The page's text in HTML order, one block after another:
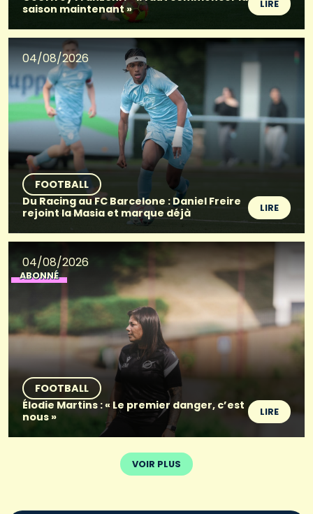
saison maintenant »
LIRE
04/08/2026
FOOTBALL
Du Racing au FC Barcelone : Daniel Freire
rejoint la Masia et marque déjà
LIRE
04/08/2026
ABONNÉ
FOOTBALL
Élodie Martins : « Le premier danger, c’est
nous »
LIRE
VOIR PLUS